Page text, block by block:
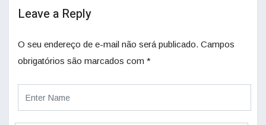
Leave a Reply
O seu endereço de e-mail não será publicado. Campos
obrigatórios são marcados com *